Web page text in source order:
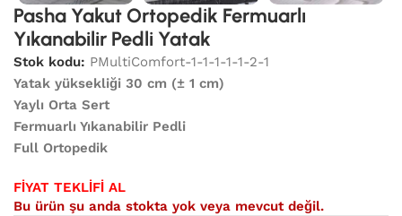
Pasha Yakut Ortopedik Fermuarlı
Yıkanabilir Pedli Yatak
Stok kodu: PMultiComfort-1-1-1-1-1-2-1
Yatak yüksekliği 30 cm (± 1 cm)
Yaylı Orta Sert
Fermuarlı Yıkanabilir Pedli
Full Ortopedik
FİYAT TEKLİFİ AL
Bu ürün şu anda stokta yok veya mevcut değil.